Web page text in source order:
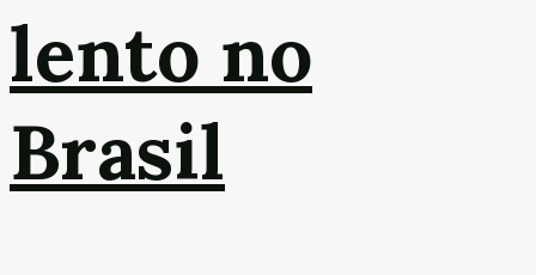
lento no
Brasil